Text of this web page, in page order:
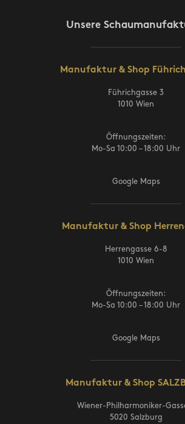
Unsere
Manufaktur & Shop
Führichgasse 3
1010 Wien
Öffnungszeiten:
Mo-Sa 10:00 – 18:00 Uhr
Google Maps
Manufaktur & Shop
Herrengasse 6-8
1010 Wien
Öffnungszeiten:
Mo-Sa 10:00 – 18:00 Uhr
Google Maps
Manufaktur & Shop
Wiener-Philharmoniker-
5020 Salzburg